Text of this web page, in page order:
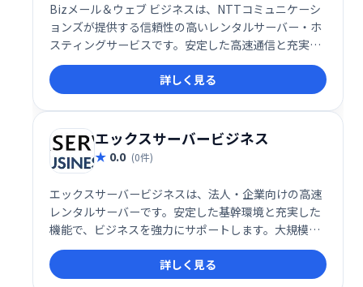
Bizメール＆ウェブ ビジネスは、NTTコミュニケーシ
ョンズが提供する信頼性の高いレンタルサーバー・ホ
スティングサービスです。安定した高速通信と充実し
た機能で、ビジネスのウェブサイトやメール運用を強
力にサポートします。 企業規模やニーズに合わせたプ
ランを選択可能で、安心してご利用いただけます。
詳しく見る
エックスサーバービジネス
0.0 (0件)
エックスサーバービジネスは、法人・企業向けの高速
レンタルサーバーです。安定した基幹環境と充実した
機能で、ビジネスを強力にサポートします。大規模サ
イトにも対応できる高い性能と、ビジネスシーンに必
要な様々なサービスを提供。安心してウェブサイト運
営に集中できます。
詳しく見る